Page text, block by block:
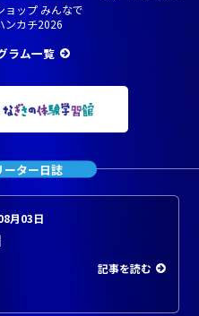
ョップ みんなで
ンカチ2026
ラム一覧
ーター日誌
月03日
記事を読む